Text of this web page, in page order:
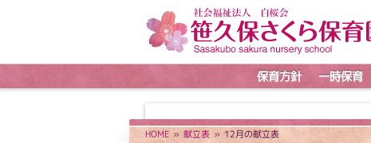
保育方針 一時保育
HOME » 献立表 » 12月の献立表